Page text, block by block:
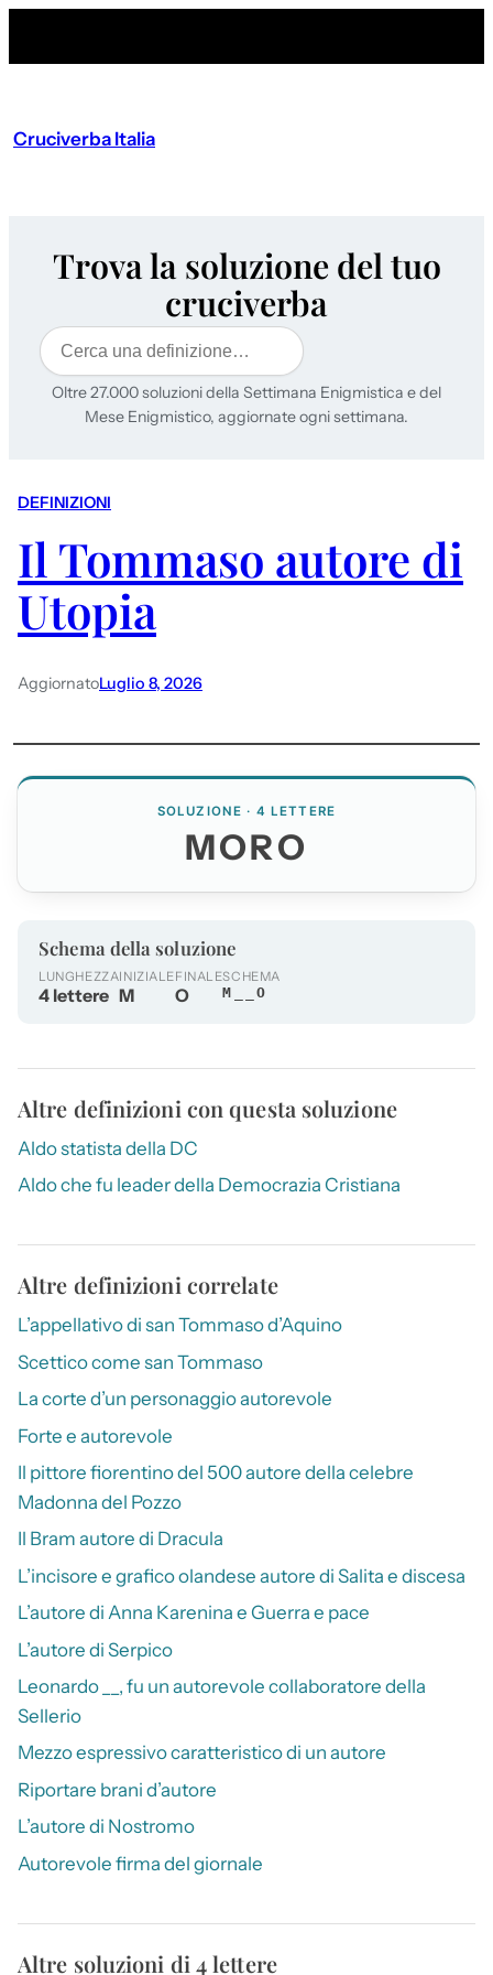
Cruciverba Italia
Trova la soluzione del tuo
cruciverba
Cerca
Oltre 27.000 soluzioni della Settimana Enigmistica e del
Mese Enigmistico, aggiornate ogni settimana.
DEFINIZIONI
Il Tommaso autore di
Utopia
AggiornatoLuglio 8, 2026
SOLUZIONE · 4 LETTERE
MORO
Schema della soluzione
LUNGHEZZA
4 lettere
INIZIALE
M
FINALE
O
SCHEMA
M__O
Altre definizioni con questa soluzione
Aldo statista della DC
Aldo che fu leader della Democrazia Cristiana
Altre definizioni correlate
L’appellativo di san Tommaso d’Aquino
Scettico come san Tommaso
La corte d’un personaggio autorevole
Forte e autorevole
Il pittore fiorentino del 500 autore della celebre
Madonna del Pozzo
Il Bram autore di Dracula
L’incisore e grafico olandese autore di Salita e discesa
L’autore di Anna Karenina e Guerra e pace
L’autore di Serpico
Leonardo __, fu un autorevole collaboratore della
Sellerio
Mezzo espressivo caratteristico di un autore
Riportare brani d’autore
L’autore di Nostromo
Autorevole firma del giornale
Altre soluzioni di 4 lettere